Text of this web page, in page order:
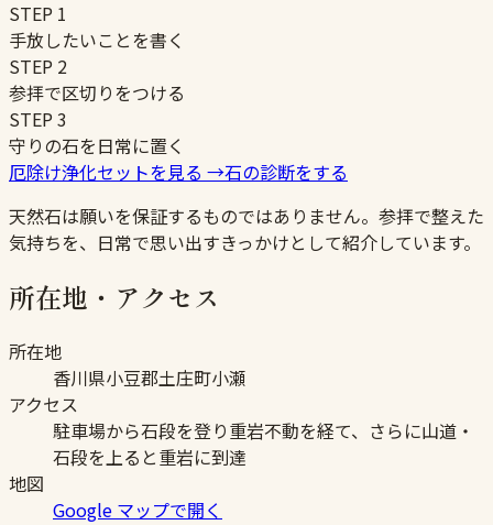
STEP 1
手放したいことを書く
STEP 2
参拝で区切りをつける
STEP3
守りの石を日常に置く
厄除け浄化セットを見る →石の診断をする
天然石は願いを保証するものではありません。参拝で整えた
気持ちを、日常で思い出すきっかけとして紹介しています。
所在地・アクセス
所在地
香川県小豆郡土庄町小瀬
アクセス
駐車場から石段を登り重岩不動を経て、さらに山道・
石段を上ると重岩に到達
地図
Google マップで開く